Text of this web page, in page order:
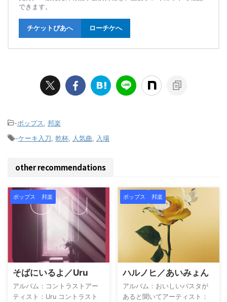
できます。
チケットぴあへ ローチケへ
-ポップス
邦楽
-ケーキ入刀 乾杯 人気曲 入場
other recommendations
ポップス 邦楽
そばにいるよ／Uru
アルバム：コントラストアー
ティスト：Uru コントラスト
ポップス 邦楽
ハルノヒ／あいみょん
アルバム：おいしいパスタが
あると聞いてアーティスト：